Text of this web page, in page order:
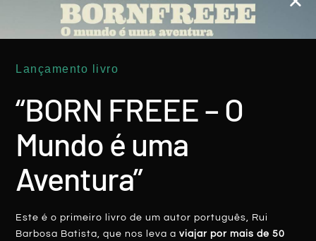
Mogadouro: Uma Pérola No ‘Destino
Lançamento livro
“BORN FREEE – O
Mundo é uma
Aventura”
Este é o primeiro livro de um autor português, Rui
Barbosa Batista, que nos leva aviajar por mais de 50